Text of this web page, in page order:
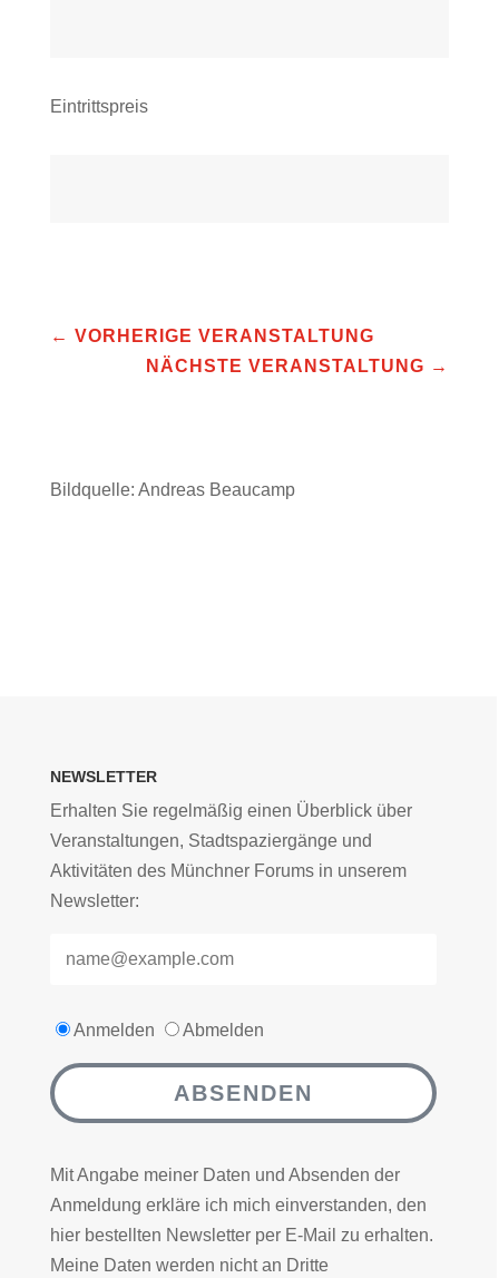
Eintrittspreis
← VORHERIGE VERANSTALTUNG
NÄCHSTE VERANSTALTUNG →
Bildquelle: Andreas Beaucamp
NEWSLETTER
Erhalten Sie regelmäßig einen Überblick über
Veranstaltungen, Stadtspaziergänge und
Aktivitäten des Münchner Forums in unserem
Newsletter:
Anmelden Abmelden
ABSENDEN
Mit Angabe meiner Daten und Absenden der
Anmeldung erkläre ich mich einverstanden, den
hier bestellten Newsletter per E-Mail zu erhalten.
Meine Daten werden nicht an Dritte